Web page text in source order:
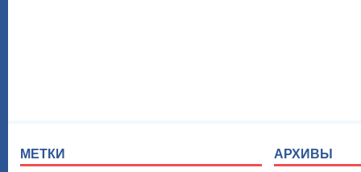
МЕТКИ АРХИВЫ